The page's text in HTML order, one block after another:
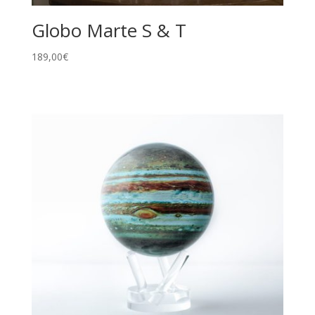
Globo Marte S & T
189,00€